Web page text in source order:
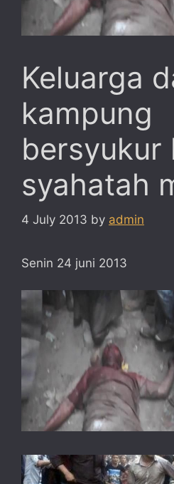
Keluarga
kampung
bersyukur
syahatah
4 July 2013 by admin
Senin 24 juni 2013